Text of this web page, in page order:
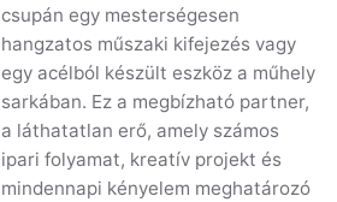
csupán egy mesterségesen
hangzatos műszaki kifejezés vagy
egy acélból készült eszköz a műhely
sarkában. Ez a megbízható partner,
a láthatatlan erő, amely számos
ipari folyamat, kreatív projekt és
mindennapi kényelem meghatározó